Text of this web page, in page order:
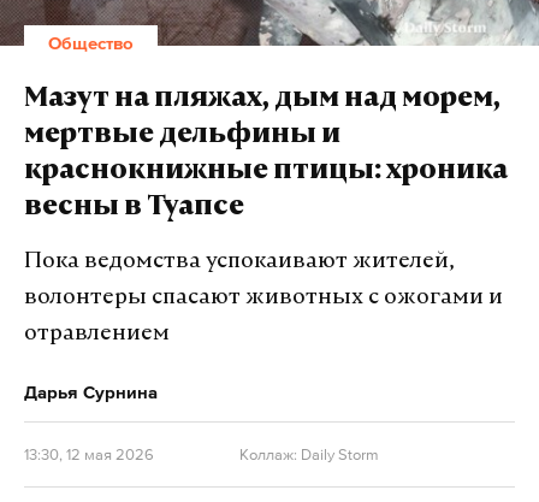
Общество
Мазут на пляжах, дым над морем,
мертвые дельфины и
краснокнижные птицы: хроника
весны в Туапсе
Пока ведомства успокаивают жителей,
волонтеры спасают животных с ожогами и
отравлением
Дарья Сурнина
13:30, 12 мая 2026 Коллаж: Daily Storm